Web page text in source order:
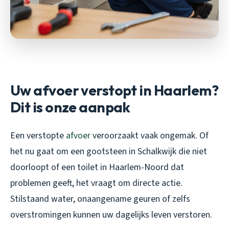
Uw afvoer verstopt in Haarlem?
Dit is onze aanpak
Een verstopte afvoerveroorzaakt vaak ongemak. Of
het nu gaat om een gootsteen in Schalkwijk die niet
doorloopt of een toilet in Haarlem-Noord dat
problemen geeft, het vraagt om directe actie.
Stilstaand water, onaangename geuren of zelfs
overstromingen kunnen uw dagelijks leven verstoren.